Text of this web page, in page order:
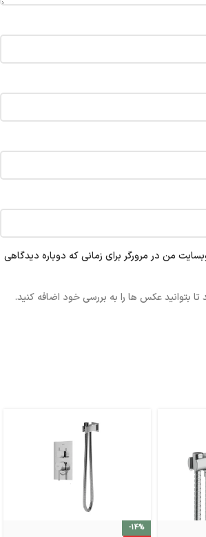
من در مرورگر برای زمانی که دوباره دیدگاهی
بتوانید عکس ها را به بررسی خود اضافه کنید.
-14%